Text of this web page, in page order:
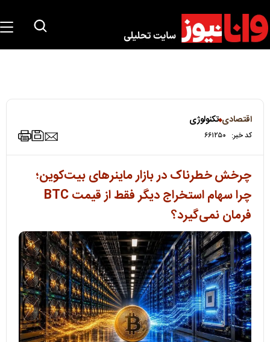
اقتصادی تکنولوژی
کد خبر: ۶۶۱۲۵۰
چرخش خطرناک در بازار ماینرهای بیت‌کوین؛
چرا سهام استخراج دیگر فقط از قیمت BTC
فرمان نمی‌گیرد؟